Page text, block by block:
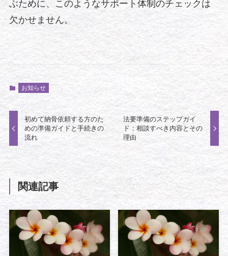
ぶために、このようなサポート体制のチェックは
欠かせません。
お知らせ
初めて納骨依頼する方のた
めの準備ガイドと手続きの
流れ
法要準備のステップガイ
ド：相談すべき内容とその
理由
関連記事